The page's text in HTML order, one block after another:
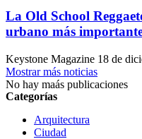
La Old School
urbano más
Keystone Magazine 18 de
Mostrar más noticias
No hay maás publicaciones
Categorías
Arquitectura
Ciudad